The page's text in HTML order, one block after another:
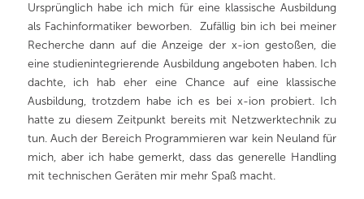
Ursprünglich habe ich mich für eine klassische Ausbildung
als Fachinformatiker beworben. Zufällig bin ich bei meiner
Recherche dann auf die Anzeige der x-ion gestoßen, die
eine studienintegrierende Ausbildung angeboten haben. Ich
dachte, ich hab eher eine Chance auf eine klassische
Ausbildung, trotzdem habe ich es bei x-ion probiert. Ich
hatte zu diesem Zeitpunkt bereits mit Netzwerktechnik zu
tun. Auch der Bereich Programmieren war kein Neuland für
mich, aber ich habe gemerkt, dass das generelle Handling
mit technischen Geräten mir mehr Spaß macht.